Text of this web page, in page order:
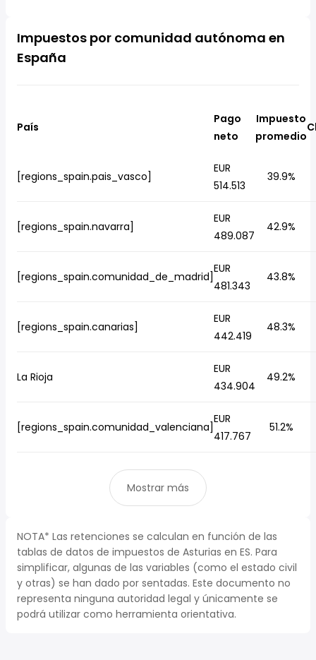
Impuestos por comunidad autónoma en
España
País
Pago
neto
Impuesto
promedio
[regions_spain.pais_vasco]
EUR
514.513
39.9%
[regions_spain.navarra]
EUR
489.087
42.9%
[regions_spain.comunidad_de_madrid]
EUR
481.343
43.8%
[regions_spain.canarias]
EUR
442.419
48.3%
La Rioja
EUR
434.904
49.2%
[regions_spain.comunidad_valenciana]
EUR
417.767
51.2%
Mostrar más
NOTA* Las retenciones se calculan en función de las
tablas de datos de impuestos de Asturias en ES. Para
simplificar, algunas de las variables (como el estado civil
y otras) se han dado por sentadas. Este documento no
representa ninguna autoridad legal y únicamente se
podrá utilizar como herramienta orientativa.